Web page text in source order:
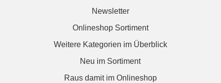
Newsletter
Onlineshop Sortiment
Weitere Kategorien im Überblick
Neu im Sortiment
Raus damit im Onlineshop